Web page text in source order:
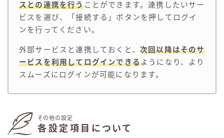
スとの連携を行うことができます。連携したいサー
ビスを選び、「接続する」ボタンを押してログイ
ンを行ってください。
外部サービスと連携しておくと、 次回以降はそのサ
ービスを利用してログインできるようになり、より
スムーズにログインが可能になります。
その他の設定
各設定項目について